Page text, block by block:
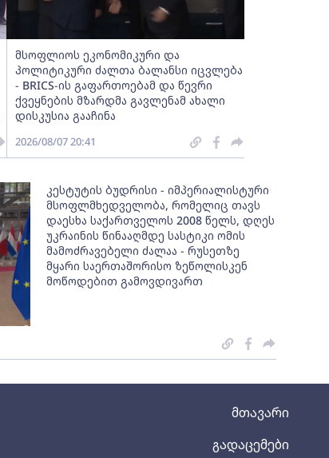
მთავარი
გადაცემები
მსოფლიოს ეკონომიკური და
პოლიტიკური ძალთა ბალანსი იცვლება
- BRICS-ის გაფართოებამ და წევრი
ქვეყნების მზარდმა გავლენამ ახალი
დისკუსია გააჩინა
2026/08/07 20:41
კესტუტის ბუდრისი - იმპერიალისტური
მსოფლმხედველობა, რომელიც თავს
დაესხა საქართველოს 2008 წელს, დღეს
უკრაინის წინააღმდე სასტიკი ომის
მამოძრავებელი ძალაა - რუსეთზე
მყარი საერთაშორისო ზეწოლისკენ
მოწოდებით გამოვდივართ